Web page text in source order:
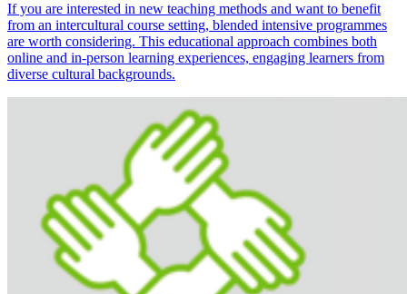
If you are interested in new teaching methods and want to benefit
from an intercultural course setting, blended intensive programmes
are worth considering. This educational approach combines both
online and in-person learning experiences, engaging learners from
diverse cultural backgrounds.